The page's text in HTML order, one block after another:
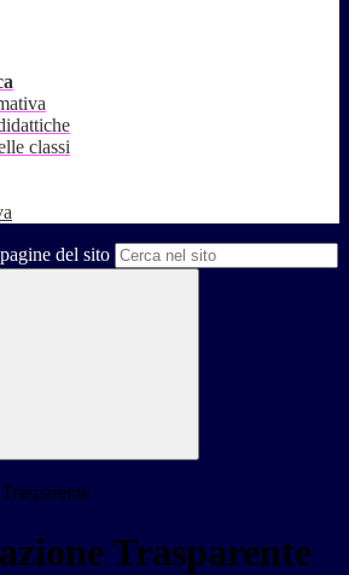
classi
del sito
Trasparente